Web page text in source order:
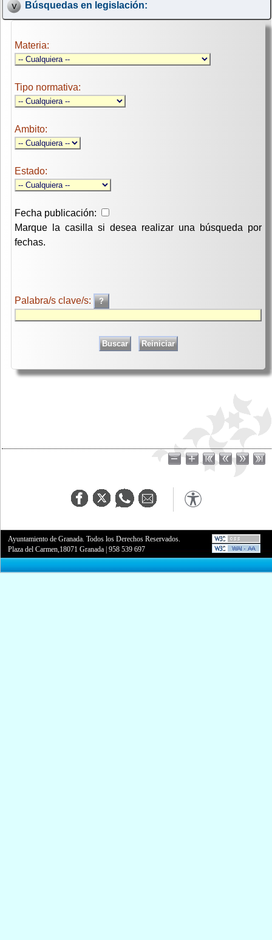
Búsquedas en legislación:
Materia:
Tipo normativa:
Ambito:
Estado:
Fecha publicación:
Marque la casilla si desea realizar una búsqueda por
fechas.
Palabra/s clave/s:
Ayuntamiento de Granada. Todos los Derechos Reservados.
Plaza del Carmen,18071 Granada |958 539 697